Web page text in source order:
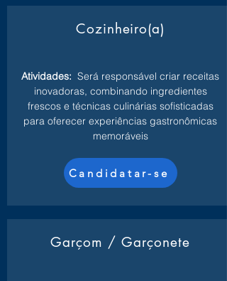
Cozinheiro(a)
Atividades: Será responsável criar receitas
inovadoras, combinando ingredientes
frescos e técnicas culinárias sofisticadas
para oferecer experiências gastronômicas
memoráveis
Candidatar-se
Garçom / Garçonete